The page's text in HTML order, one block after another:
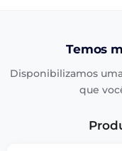
Temos
Disponibilizamos
que